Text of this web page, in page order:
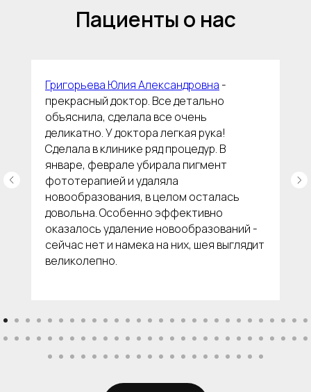
Пациенты о нас
Григорьева Юлия Александровна -
прекрасный доктор. Все детально
объяснила, сделала все очень
деликатно. У доктора легкая рука!
Сделала в клинике ряд процедур. В
январе, феврале убирала пигмент
фототерапией и удаляла
новообразования, в целом осталась
довольна. Особенно эффективно
оказалось удаление новообразований -
сейчас нет и намека на них, шея выглядит
великолепно.
Услуги
Преимущества
Отзывы
О клинике